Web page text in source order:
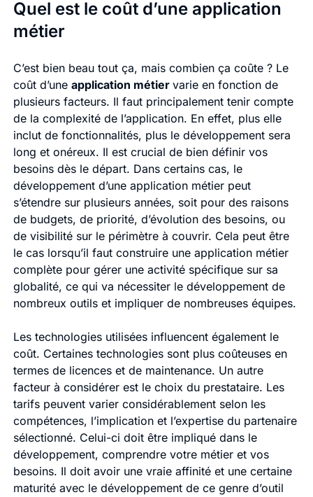
Quel est le coût d’une application
métier
C’est bien beau tout ça, mais combien ça coûte ? Le
coût d’une application métier varie en fonction de
plusieurs facteurs. Il faut principalement tenir compte
de la complexité de l’application. En effet, plus elle
inclut de fonctionnalités, plus le développement sera
long et onéreux. Il est crucial de bien définir vos
besoins dès le départ. Dans certains cas, le
développement d’une application métier peut
s’étendre sur plusieurs années, soit pour des raisons
de budgets, de priorité, d’évolution des besoins, ou
de visibilité sur le périmètre à couvrir. Cela peut être
le cas lorsqu’il faut construire une application métier
complète pour gérer une activité spécifique sur sa
globalité, ce qui va nécessiter le développement de
nombreux outils et impliquer de nombreuses équipes.
Les technologies utilisées influencent également le
coût. Certaines technologies sont plus coûteuses en
termes de licences et de maintenance. Un autre
facteur à considérer est le choix du prestataire. Les
tarifs peuvent varier considérablement selon les
compétences, l’implication et l’expertise du partenaire
sélectionné. Celui-ci doit être impliqué dans le
développement, comprendre votre métier et vos
besoins. Il doit avoir une vraie affinité et une certaine
maturité avec le développement de ce genre d’outil